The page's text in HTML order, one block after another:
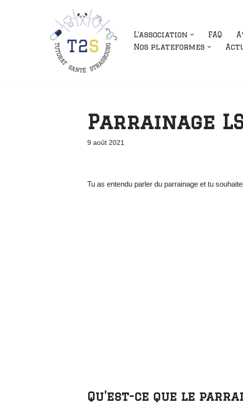
L’association FAQ
Nos plateformes
Parrainage
9 août 2021
Tu as entendu parler du parrainage et tu
Qu’est-ce que le